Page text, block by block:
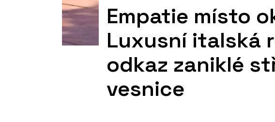
Empatie místo
Luxusní italská
odkaz zaniklé
vesnice